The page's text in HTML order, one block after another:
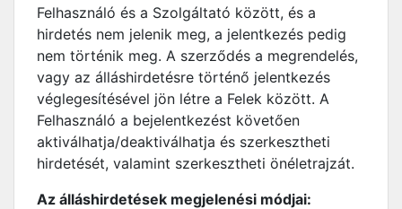
Felhasználó és a Szolgáltató között, és a
hirdetés nem jelenik meg, a jelentkezés pedig
nem történik meg. A szerződés a megrendelés,
vagy az álláshirdetésre történő jelentkezés
véglegesítésével jön létre a Felek között. A
Felhasználó a bejelentkezést követően
aktiválhatja/deaktiválhatja és szerkesztheti
hirdetését, valamint szerkesztheti önéletrajzát.
Az álláshirdetések megjelenési módjai: